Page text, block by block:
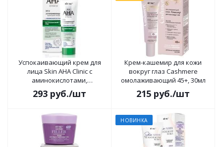
Успокаивающий крем для
лица Skin AHA Clinic с
аминокислотами,
постпилинговый уход SPF 15,
50 мл
293 руб./шт
Крем-кашемир для кожи
вокруг глаз Cashmere
омолаживающий 45+, 30мл
215 руб./шт
НОВИНКА